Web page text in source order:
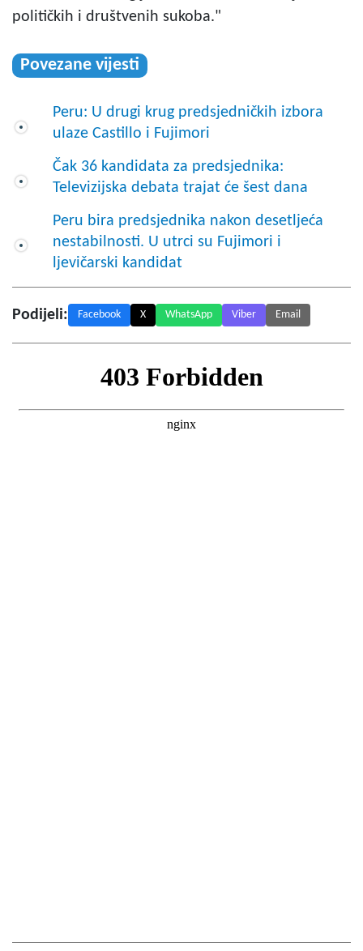
političkih i društvenih sukoba."
Povezane vijesti
Peru: U drugi krug predsjedničkih izbora
ulaze Castillo i Fujimori
Čak 36 kandidata za predsjednika:
Televizijska debata trajat će šest dana
Peru bira predsjednika nakon desetljeća
nestabilnosti. U utrci su Fujimori i
ljevičarski kandidat
Podijeli: Facebook X WhatsApp Viber Email